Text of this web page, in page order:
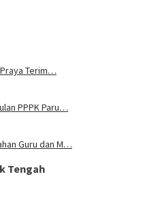
Praya Terim…
PPPK Paru…
Guru dan M…
Tengah